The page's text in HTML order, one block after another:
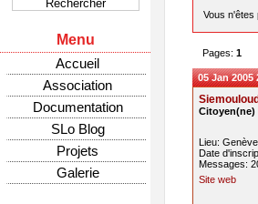
Menu
Accueil
Association
Documentation
SLo Blog
Projets
Galerie
Vous n'êtes
Pages: 1
05 Jan 2005
Siemouloud
Citoyen(ne)
Lieu: Genève
Date
Messages:
Site web